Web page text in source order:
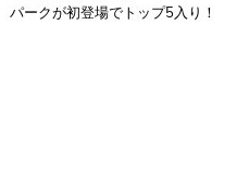
パークが初登場でトップ5入り！